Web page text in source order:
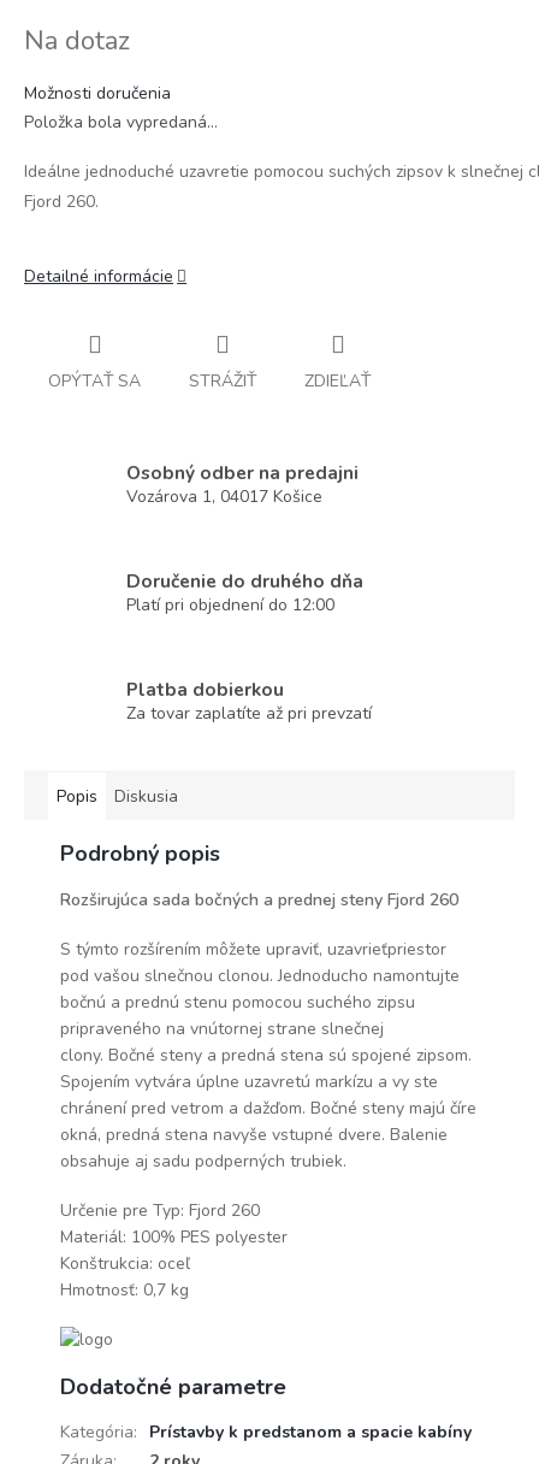
cena:
Na dotaz
Možnosti doručenia
Položka bola vypredaná…
Ideálne jednoduché uzavretie pomocou suchých zipsov k slnečnej
Fjord 260.
Detailné informácie
OPÝTAŤ SA STRÁŽIŤ ZDIEĽAŤ
Osobný odber na predajni
Vozárova 1, 04017 Košice
Doručenie do druhého dňa
Platí pri objednení do 12:00
Platba dobierkou
Za tovar zaplatíte až pri prevzatí
Popis Diskusia
Podrobný popis
Rozširujúca sada bočných a prednej steny Fjord 260
S týmto rozšírením môžete upraviť, uzavrieťpriestor
pod vašou slnečnou clonou. Jednoducho namontujte
bočnú a prednú stenu pomocou suchého zipsu
pripraveného na vnútornej strane slnečnej
clony. Bočné steny a predná stena sú spojené zipsom.
Spojením vytvára úplne uzavretú markízu a vy ste
chránení pred vetrom a dažďom. Bočné steny majú číre
okná, predná stena navyše vstupné dvere. Balenie
obsahuje aj sadu podperných trubiek.
Určenie pre Typ: Fjord 260
Materiál: 100% PES polyester
Konštrukcia: oceľ
Hmotnosť: 0,7 kg
Dodatočné parametre
Kategória:
Prístavby k predstanom a spacie kabíny